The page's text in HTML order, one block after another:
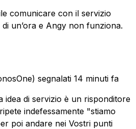
comunicare con il servizio
un’ora e Angy non funziona.
segnalati 14 minuti fa
idea di servizio è un risponditore
indefessamente "stiamo
poi andare nei Vostri punti